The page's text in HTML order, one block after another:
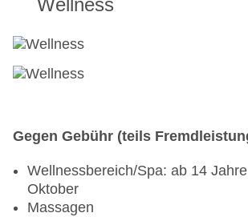
Wellness
Gegen Gebühr (teils
Wellnessbereich/Spa: ab 14
Oktober
Massagen